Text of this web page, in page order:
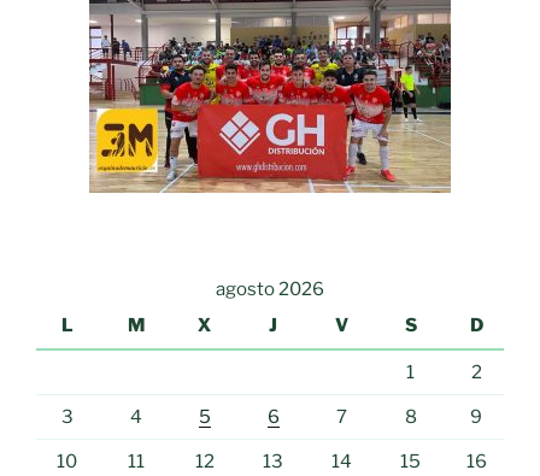
agosto 2026
L
M X J V S D
1 2
3 4 5 6 7 8 9
10 11 12 13 14 15 16